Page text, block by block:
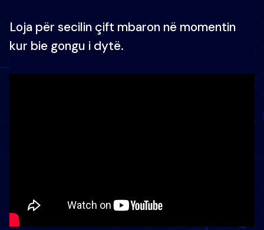
Loja për secilin çift mbaron në momentin
kur bie gongu i dytë.